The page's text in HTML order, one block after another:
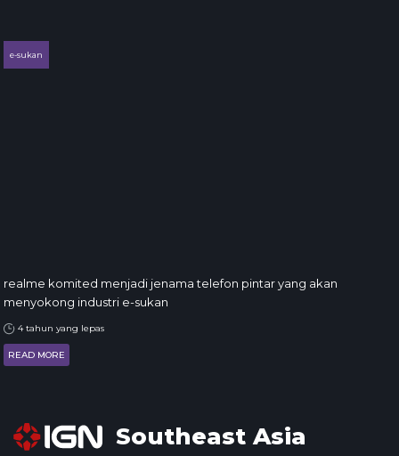
e-sukan
realme komited menjadi jenama telefon pintar yang akan
menyokong industri e-sukan
4 tahun yang lepas
READ MORE
Southeast Asia